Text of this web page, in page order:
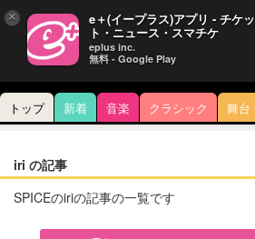
トップ 新着 音楽 クラシック 舞台
iri の記事
SPICEのiriの記事の一覧です
× e＋(イープラス)アプリ - チケッ
ト・ニュース・スマチケ
eplus inc.
無料 - Google Play